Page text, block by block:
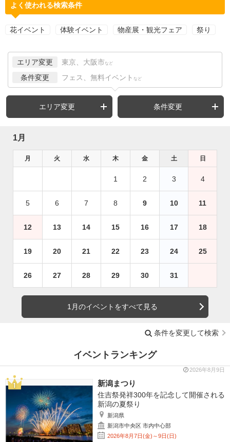
よく使われる検索条件
花イベント 体験イベント 物産展・観光フェア 祭り
エリア変更 東京、大阪市 など
条件変更 フェス、無料イベント など
エリア変更 条件変更
1月
月 火 水 木 金 土 日
1 2 3 4
5 6 7 8 9 10 11
12 13 14 15 16 17 18
19 20 21 22 23 24 25
26 27 28 29 30 31
1月のイベントをすべて見る
条件を変更して検索
イベントランキング
2026年8月9日
新潟まつり
住吉祭発祥300年を記念して開催される
新潟の夏祭り
新潟県
新潟市中央区 市内中心部
2026年8月7日(金)～9日(日)